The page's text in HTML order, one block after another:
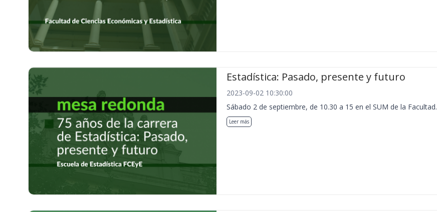
Estadística: Pasado, presente y futuro
2023-09-02 10:30:00
Sábado 2 de septiembre, de 10.30 a 15 en el SUM de la Facultad.
Leer más